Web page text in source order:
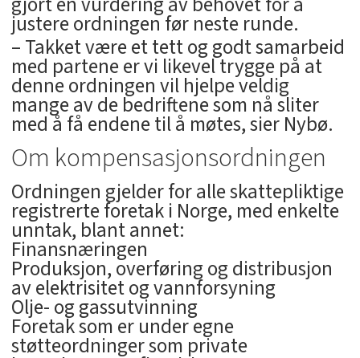
justere ordningen før neste runde.
– Takket være et tett og godt samarbeid
med partene er vi likevel trygge på at
denne ordningen vil hjelpe veldig
mange av de bedriftene som nå sliter
med å få endene til å møtes, sier Nybø.
Om kompensasjonsordningen
Ordningen gjelder for alle skattepliktige
registrerte foretak i Norge, med enkelte
unntak, blant annet:
Finansnæringen
Produksjon, overføring og distribusjon
av elektrisitet og vannforsyning
Olje- og gassutvinning
Foretak som er under egne
støtteordninger som private